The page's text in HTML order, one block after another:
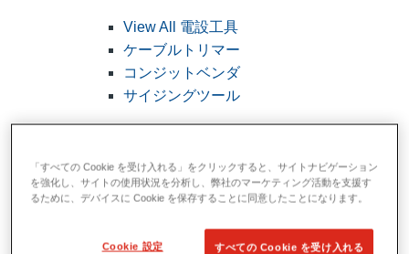
View All 電設工具
ケーブルトリマー
コンジットベンダ
サイジングツール
「すべての Cookie を受け入れる」をクリックすると、サイトナビゲーション
を強化し、サイトの使用状況を分析し、弊社のマーケティング活動を支援す
るために、デバイスに Cookie を保存することに同意したことになります。
Cookie 設定 すべての Cookie を受け入れる